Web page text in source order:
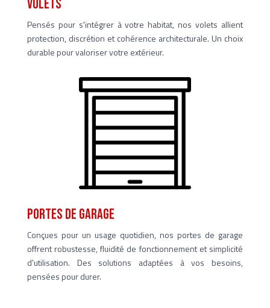
Volets
Pensés pour s'intégrer à votre habitat, nos volets allient
protection, discrétion et cohérence architecturale. Un choix
durable pour valoriser votre extérieur.
portes de garage
Conçues pour un usage quotidien, nos portes de garage
offrent robustesse, fluidité de fonctionnement et simplicité
d'utilisation. Des solutions adaptées à vos besoins,
pensées pour durer.